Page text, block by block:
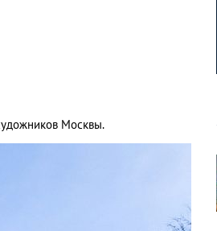
Москвы.